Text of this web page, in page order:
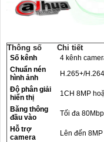
Thông số Chi tiết
Số kênh
4 kênh
Chuẩn nén
hình ảnh
H.265+/
Độ phân giải
hiển thị
1CH 8MP
Băng thông
đầu vào
Tối đa
Hỗ trợ
camera
Lên đến 8MP